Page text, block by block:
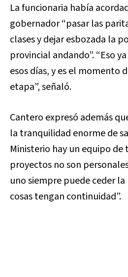
La funcionaria había
gobernador “pasar las
clases y dejar esbozada la
provincial andando”. “Eso
esos días, y es el momento
etapa”, señaló.
Cantero expresó además
la tranquilidad enorme de
Ministerio hay un equipo
proyectos no son
uno siempre puede ceder
cosas tengan continuidad”.